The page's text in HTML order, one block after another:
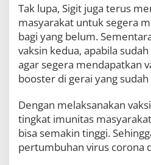
Tak lupa, Sigit juga terus
masyarakat untuk segera
bagi yang belum.
vaksin kedua, apabila
agar segera mendapatkan
booster di gerai yang
Dengan melaksanakan
tingkat imunitas
bisa semakin tinggi.
pertumbuhan virus corona